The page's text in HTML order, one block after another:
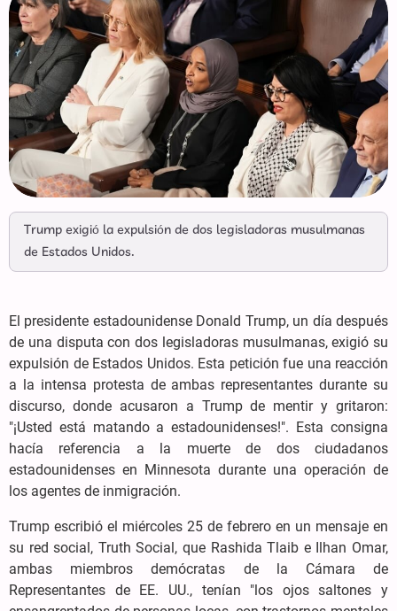
Trump exigió la expulsión de dos legisladoras musulmanas
de Estados Unidos.
El presidente estadounidense Donald Trump, un día después
de una disputa con dos legisladoras musulmanas, exigió su
expulsión de Estados Unidos. Esta petición fue una reacción
a la intensa protesta de ambas representantes durante su
discurso, donde acusaron a Trump de mentir y gritaron:
"¡Usted está matando a estadounidenses!". Esta consigna
hacía referencia a la muerte de dos ciudadanos
estadounidenses en Minnesota durante una operación de
los agentes de inmigración.
Trump escribió el miércoles 25 de febrero en un mensaje en
su red social, Truth Social, que Rashida Tlaib e Ilhan Omar,
ambas miembros demócratas de la Cámara de
Representantes de EE. UU., tenían "los ojos saltones y